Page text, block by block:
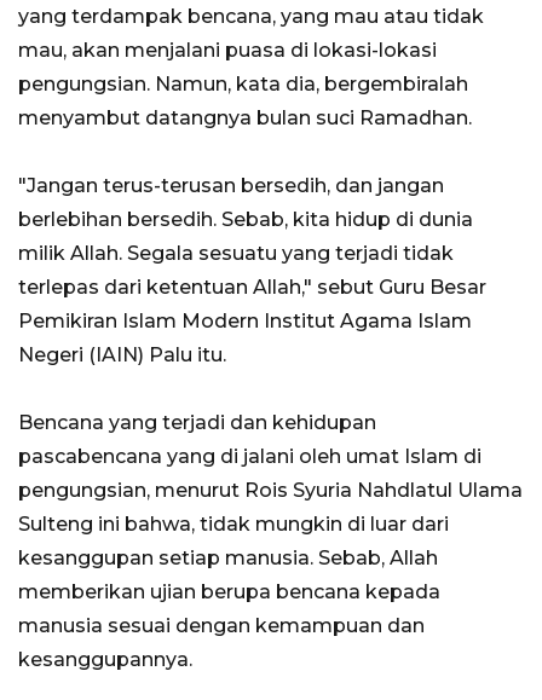
yang terdampak bencana, yang mau atau tidak
mau, akan menjalani puasa di lokasi-lokasi
pengungsian. Namun, kata dia, bergembiralah
menyambut datangnya bulan suci Ramadhan.
"Jangan terus-terusan bersedih, dan jangan
berlebihan bersedih. Sebab, kita hidup di dunia
milik Allah. Segala sesuatu yang terjadi tidak
terlepas dari ketentuan Allah," sebut Guru Besar
Pemikiran Islam Modern Institut Agama Islam
Negeri (IAIN) Palu itu.
Bencana yang terjadi dan kehidupan
pascabencana yang di jalani oleh umat Islam di
pengungsian, menurut Rois Syuria Nahdlatul Ulama
Sulteng ini bahwa, tidak mungkin di luar dari
kesanggupan setiap manusia. Sebab, Allah
memberikan ujian berupa bencana kepada
manusia sesuai dengan kemampuan dan
kesanggupannya.